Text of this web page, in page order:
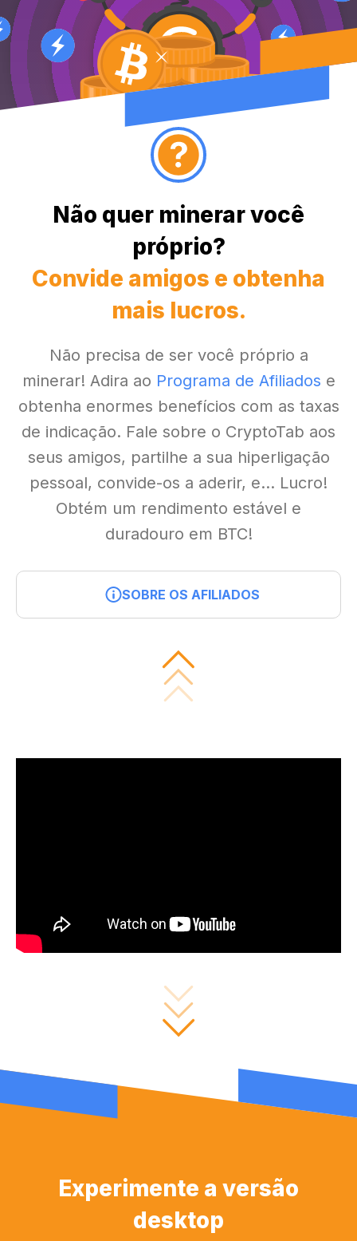
Não quer minerar você
próprio?
Convide amigos e obtenha
mais lucros.
Não precisa de ser você próprio a
minerar! Adira ao Programa de Afiliados e
obtenha enormes benefícios com as taxas
de indicação. Fale sobre o CryptoTab aos
seus amigos, partilhe a sua hiperligação
pessoal, convide-os a aderir, e... Lucro!
Obtém um rendimento estável e
duradouro em BTC!
SOBRE OS AFILIADOS
Experimente a versão
desktop